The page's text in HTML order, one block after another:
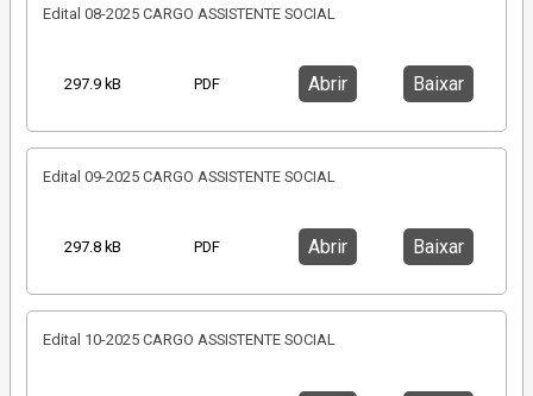
Edital 08-2025 CARGO ASSISTENTE SOCIAL
297.9 kB PDF Abrir Baixar
Edital 09-2025 CARGO ASSISTENTE SOCIAL
297.8 kB PDF Abrir Baixar
Edital 10-2025 CARGO ASSISTENTE SOCIAL